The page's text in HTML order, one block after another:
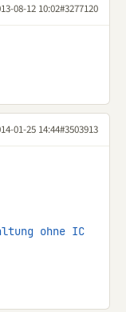
08-12 10:02#3277120
01-25 14:44#3503913
ohne IC